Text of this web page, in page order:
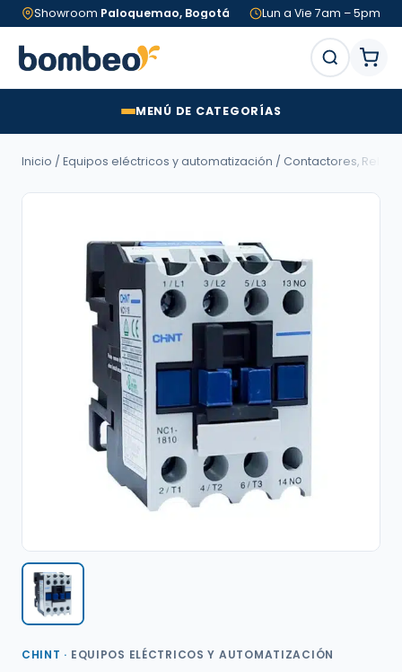
Showroom Paloquemao, Bogotá Lun a Vie 7am – 5pm
MENÚ DE CATEGORÍAS
Inicio / Equipos eléctricos y automatización / Contactores, Relés
CHINT · EQUIPOS ELÉCTRICOS Y AUTOMATIZACIÓN